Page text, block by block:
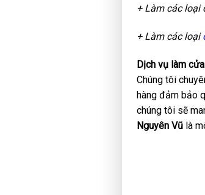
+ Làm các loại
+ Làm các loại
Dịch vụ làm
Chúng tôi
hàng đảm bảo
chúng tôi sẽ
Nguyên Vũlà